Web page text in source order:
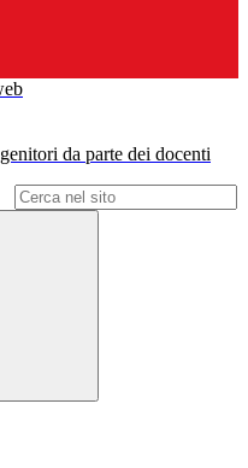
da parte dei docenti